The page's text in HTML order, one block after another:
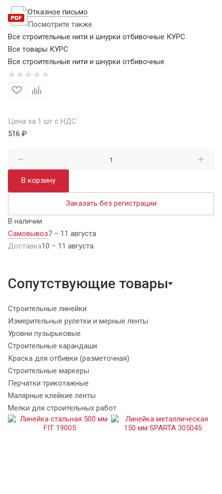
Отказное письмо
Посмотрите также
Все строительные нити и шнурки отбивочные КУРС
Все товары КУРС
Все строительные нити и шнурки отбивочные
Цена за 1 шт с НДС
516 ₽
В корзину
Заказать без регистрации
В наличии
Самовывоз7 – 11 августа
Доставка10 – 11 августа
Сопутствующие товары
Строительные линейки
Измерительные рулетки и мерные ленты
Уровни пузырьковые
Строительные карандаши
Краска для отбивки (разметочная)
Строительные маркеры
Перчатки трикотажные
Малярные клейкие ленты
Мелки для строительных работ